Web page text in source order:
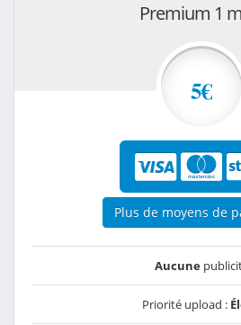
Premium 1
5€
Plus de moyens de
Aucune
Priorité upload :